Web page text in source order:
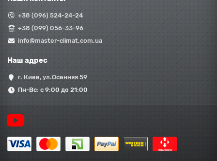
+38 (096) 524-24-24
+38 (099) 056-33-96
info@master-climat.com.ua
Наш адрес
г. Киев, ул.Осенняя 59
Пн-Вс: с 9:00 до 21:00